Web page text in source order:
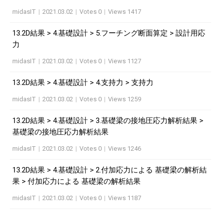
midasIT | 2021.03.02 | Votes 0 | Views 1417
13.2D結果 > 4.基礎設計 > 5.フーチング断面算定 > 設計用応
力
midasIT | 2021.03.02 | Votes 0 | Views 1127
13.2D結果 > 4.基礎設計 > 4.支持力 > 支持力
midasIT | 2021.03.02 | Votes 0 | Views 1259
13.2D結果 > 4.基礎設計 > 3.基礎梁の接地圧応力解析結果 >
基礎梁の接地圧応力解析結果
midasIT | 2021.03.02 | Votes 0 | Views 1246
13.2D結果 > 4.基礎設計 > 2.付加応力による 基礎梁の解析結
果 > 付加応力による 基礎梁の解析結果
midasIT | 2021.03.02 | Votes 0 | Views 1187